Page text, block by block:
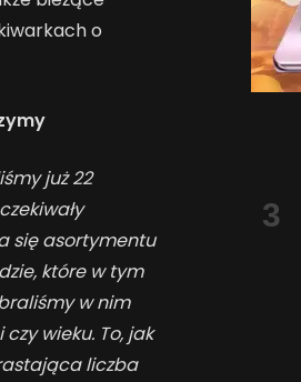
o
już 22
się asortymentu
które w tym
w nim
wieku. To, jak
liczba